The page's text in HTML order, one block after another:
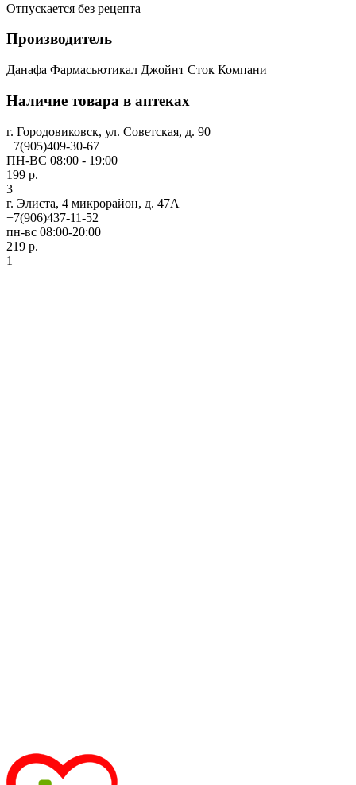
Отпускается без рецепта
Производитель
Данафа Фармасьютикал Джойнт Сток Компани
Наличие товара в аптеках
г. Городовиковск, ул. Советская, д. 90
+7(905)409-30-67
ПН-ВС 08:00 - 19:00
199 р.
3
г. Элиста, 4 микрорайон, д. 47А
+7(906)437-11-52
пн-вс 08:00-20:00
219 р.
1